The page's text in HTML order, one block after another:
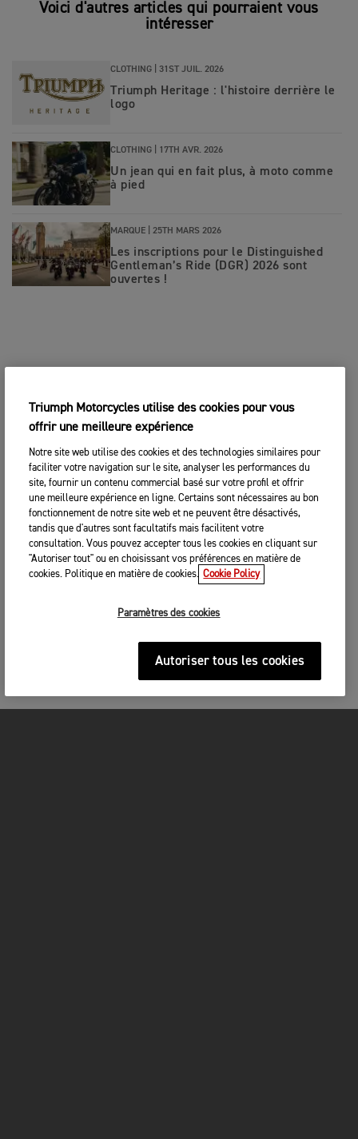
Voici d'autres articles qui pourraient vous
intéresser
CLOTHING | 31ST JUIL. 2026
Triumph Heritage : l'histoire derrière le
logo
CLOTHING | 17TH AVR. 2026
Un jean qui en fait plus, à moto comme
à pied
MARQUE | 25TH MARS 2026
Les inscriptions pour le Distinguished
Gentleman’s Ride (DGR) 2026 sont
ouvertes !
Triumph Motorcycles utilise des cookies pour vous
offrir une meilleure expérience
Notre site web utilise des cookies et des technologies similaires pour
faciliter votre navigation sur le site, analyser les performances du
site, fournir un contenu commercial basé sur votre profil et offrir
une meilleure expérience en ligne. Certains sont nécessaires au bon
fonctionnement de notre site web et ne peuvent être désactivés,
tandis que d'autres sont facultatifs mais facilitent votre
consultation. Vous pouvez accepter tous les cookies en cliquant sur
"Autoriser tout" ou en choisissant vos préférences en matière de
cookies. Politique en matière de cookies. Cookie Policy
Paramètres des cookies
Autoriser tous les cookies